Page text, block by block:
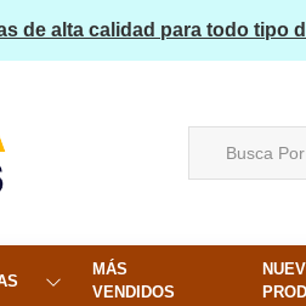
de alta calidad para todo tipo
MÁS
VENDIDOS